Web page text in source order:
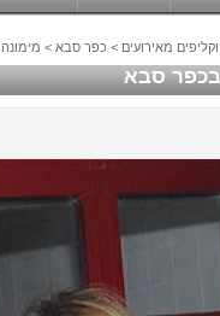
מאירועים > כפר סבא > מימונה 2013 בכפר סבא